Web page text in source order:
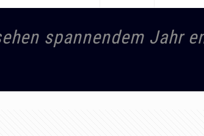
spannendem Jahr